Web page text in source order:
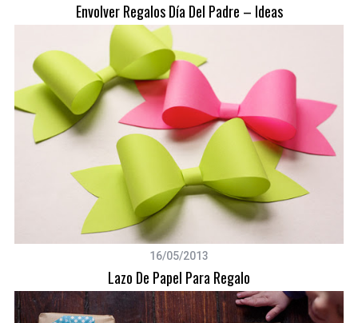
Envolver Regalos Día Del Padre – Ideas
16/05/2013
Lazo De Papel Para Regalo